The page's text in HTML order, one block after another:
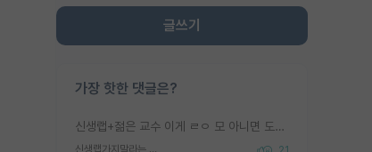
글쓰기
가장 핫한 댓글은?
신생랩+젊은 교수 이게 ㄹㅇ 모 아니면 도인듯.
신생랩가지말라는 이유가 있었구나